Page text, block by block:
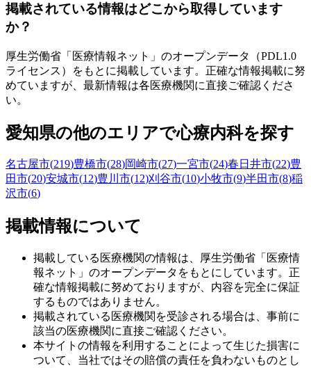
掲載されている情報はどこから取得しています
か？
厚生労働省「医療情報ネット」のオープンデータ（PDL1.0
ライセンス）をもとに掲載しています。正確な情報掲載に努
めていますが、最新情報は各医療機関に直接ご確認くださ
い。
愛知県の他のエリアで心療内科を探す
名古屋市(219)豊橋市(28)岡崎市(27)一宮市(24)春日井市(22)豊
田市(20)安城市(12)豊川市(12)刈谷市(10)小牧市(9)半田市(8)稲
沢市(6)
掲載情報について
掲載している医療機関の情報は、厚生労働省「医療情
報ネット」のオープンデータをもとにしています。正
確な情報掲載に努めておりますが、内容を完全に保証
するものではありません。
掲載されている医療機関を受診される場合は、事前に
該当の医療機関に直接ご確認ください。
本サイトの情報を利用することによって生じた損害に
ついて、当社ではその賠償の責任を負わないものとし